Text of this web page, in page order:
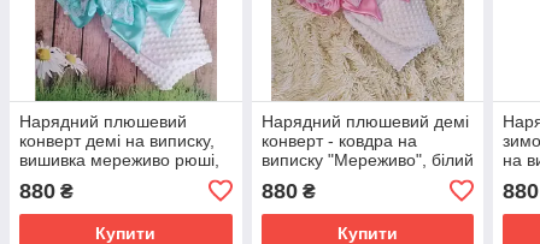
Нарядний плюшевий
конверт демі на виписку,
вишивка мереживо рюші,
880 ₴
Купити
Нарядний плюшевий демі
конверт - ковдра на
виписку "Мереживо", білий
880₴
Купити
на
880